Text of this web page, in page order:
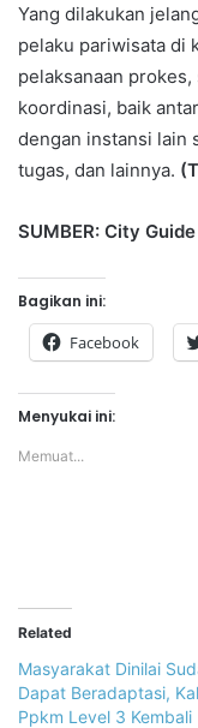
Yang dilakukan
pelaku pariwisata di
pelaksanaan
koordinasi, baik
dengan instansi lain
tugas, dan lainnya.
SUMBER: City
Bagikan ini:
Facebook
Menyukai ini:
Memuat...
Related
Masyarakat Dinilai
Dapat Beradaptasi,
Ppkm Level 3 Kembali